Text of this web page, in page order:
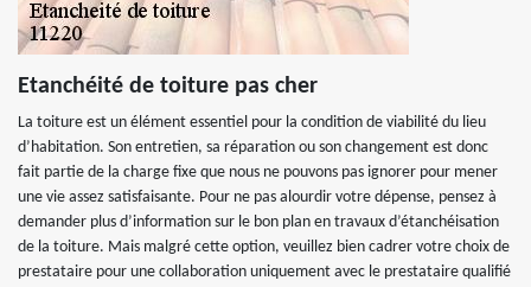
Etanchéité de toiture pas cher
La toiture est un élément essentiel pour la condition de viabilité du lieu
d’habitation. Son entretien, sa réparation ou son changement est donc
fait partie de la charge fixe que nous ne pouvons pas ignorer pour mener
une vie assez satisfaisante. Pour ne pas alourdir votre dépense, pensez à
demander plus d’information sur le bon plan en travaux d’étanchéisation
de la toiture. Mais malgré cette option, veuillez bien cadrer votre choix de
prestataire pour une collaboration uniquement avec le prestataire qualifié